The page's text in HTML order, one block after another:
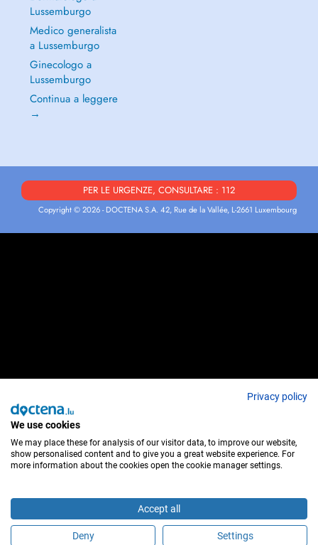
Lussemburgo
Medico generalista
a Lussemburgo
Ginecologo a
Lussemburgo
Continua a leggere
→
PER LE URGENZE, CONSULTARE : 112
Copyright © 2026 - DOCTENA S.A. 42, Rue de la Vallée, L-2661 Luxembourg
Privacy policy
We use cookies
We may place these for analysis of our visitor data, to improve our website,
show personalised content and to give you a great website experience. For
more information about the cookies open the cookie manager settings.
Accept all
Deny Settings